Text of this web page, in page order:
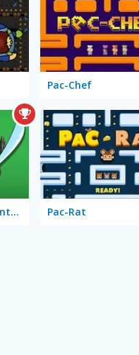
Pac-Chef
A Hoy! Pirates! Adventure Pac-Rat